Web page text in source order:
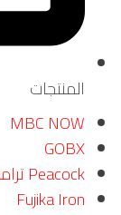
المنتجات
MBC NOW
GOBX
Peacock ترامس الطاووس
Fujika Iron